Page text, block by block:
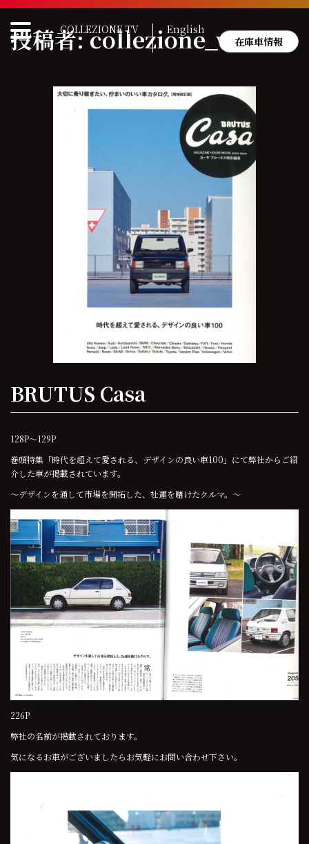
Skip
content
COLLEZIONE TV
English
在庫車情報
投稿者:collezione_web
BRUTUS Casa
128P～129P
巻頭特集「時代を超えて愛される、デザインの良い車100」にて弊社からご紹
介した車が掲載されています。
～デザインを通して市場を開拓した、社運を賭けたクルマ。～
226P
弊社の名前が掲載されております。
気になるお車がございましたらお気軽にお問い合わせ下さい。